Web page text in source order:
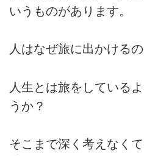
いうものがあります。
人はなぜ旅に出かける
人生とは旅をしている
うか？
そこまで深く考えなく